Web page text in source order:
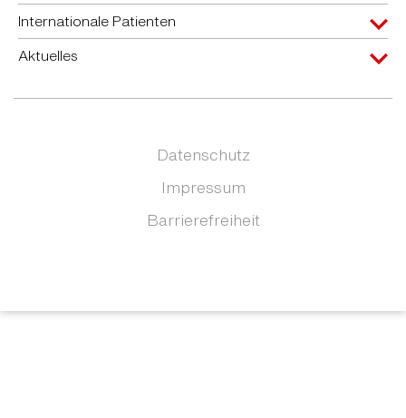
Internationale Patienten
Aktuelles
Datenschutz
Impressum
Barrierefreiheit